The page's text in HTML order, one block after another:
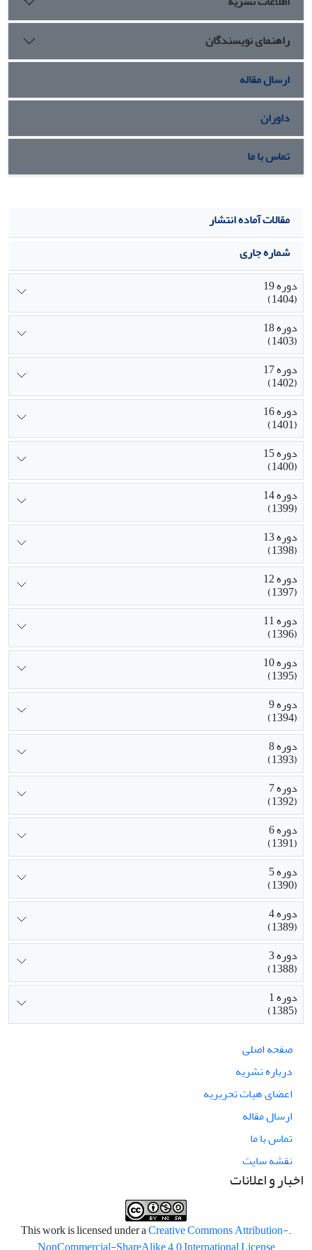
ذات تجربه فرزندآوری در خانواده «فرزندآوری آگاهانه» است که پیامد آن،
رفتار تک­فرزندی و یا بی­فرزندی می­باشد. افراد مورد مطالعه برای اقدام به
فرزندآوری، نه تنها شرایط فردی و خانوادگی را مدنظر قرار می­دهند، بلکه به
مقتضیات زندگی در جامعه مدرن و محیط زیست پیرامون خود نیز توجه دارند.
راهنمای نویسندگان
ارسال مقاله
داوران
تماس با ما
مقالات آماده انتشار
شماره جاری
دوره 19
(1404)
دوره 18
(1403)
دوره 17
(1402)
دوره 16
(1401)
دوره 15
(1400)
دوره 14
(1399)
دوره 13
(1398)
دوره 12
(1397)
دوره 11
(1396)
دوره 10
(1395)
دوره 9
(1394)
دوره 8
(1393)
دوره 7
(1392)
دوره 6
(1391)
دوره 5
(1390)
دوره 4
(1389)
دوره 3
(1388)
دوره 1
(1385)
صفحه اصلی
درباره نشریه
اعضای هیات تحریریه
ارسال مقاله
تماس با ما
نقشه سایت
اخبار و اعلانات
.This work is licensed under a
Creative Commons Attribution-